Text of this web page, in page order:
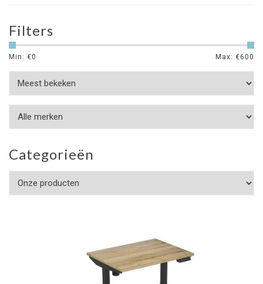
Filters
Min: €0 Max: €600
Categorieën